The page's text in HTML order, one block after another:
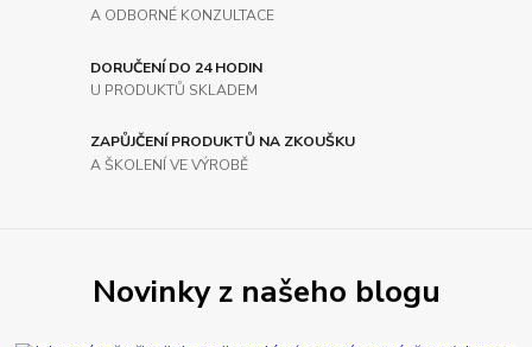
A ODBORNÉ KONZULTACE
DORUČENÍ DO 24 HODIN
U PRODUKTŮ SKLADEM
ZAPŮJČENÍ PRODUKTŮ NA ZKOUŠKU
A ŠKOLENÍ VE VÝROBĚ
Novinky z našeho blogu